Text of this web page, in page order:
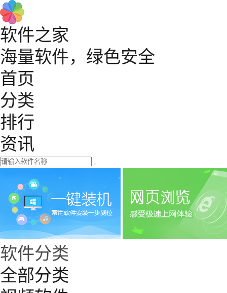
软件之家
海量软件，绿色安全
首页
分类
排行
资讯
软件分类
全部分类